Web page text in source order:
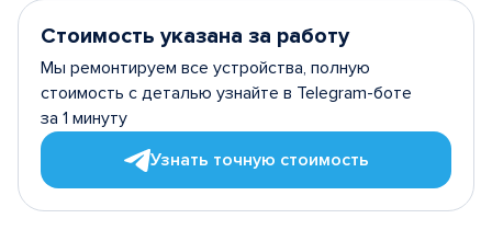
Стоимость указана за работу
Мы ремонтируем все устройства, полную
стоимость с деталью узнайте в Telegram-боте
за 1 минуту
Узнать точную стоимость